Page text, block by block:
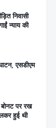
निवासी
न्याय की
एसडीएम
पर रख
हुई थी